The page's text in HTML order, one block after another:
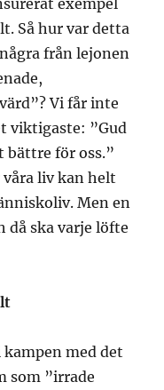
exempel
Så hur var detta
från lejonen
Vi får inte
viktigaste: ”Gud
bättre för oss.”
våra liv kan helt
Men en
då ska varje löfte
med det
som ”irrade